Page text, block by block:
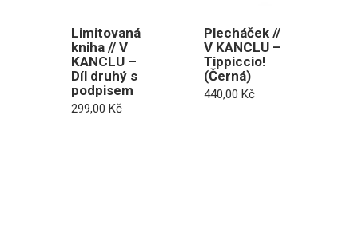
Limitovaná
kniha // V
KANCLU –
Díl druhý s
podpisem
299,00 Kč
Plecháček //
V KANCLU –
Tippiccio!
(Černá)
440,00Kč